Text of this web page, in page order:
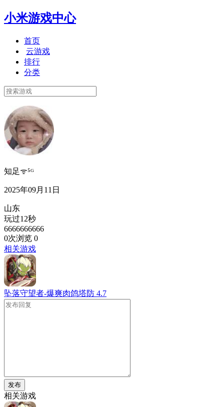
小米游戏中心
首页
云游戏
排行
分类
知足ᯤ⁵ᴳ
2025年09月11日
山东
玩过12秒
6666666666
0次浏览 0
相关游戏
坠落守望者-爆爽肉鸽塔防 4.7
发布
相关游戏